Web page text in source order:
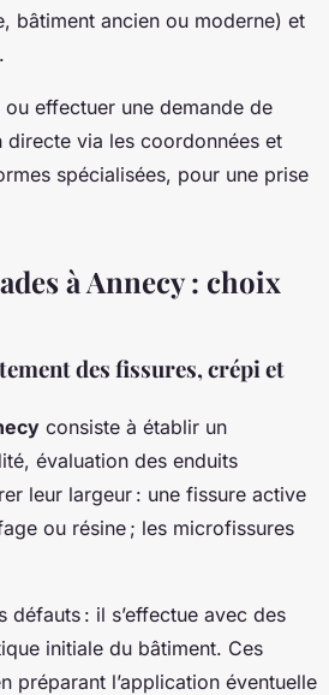
bâtiment ancien ou moderne) et
effectuer une demande de
via les coordonnées et
spécialisées, pour une prise
à Annecy : choix
des fissures, crépi et
consiste à établir un
évaluation des enduits
leur largeur : une fissure active
ou résine ; les microfissures
défauts : il s’effectue avec des
initiale du bâtiment. Ces
préparant l’application éventuelle